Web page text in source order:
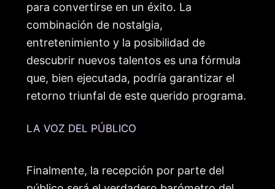
para convertirse en un éxito. La
combinación de nostalgia,
entretenimiento y la posibilidad de
descubrir nuevos talentos es una fórmula
que, bien ejecutada, podría garantizar el
retorno triunfal de este querido programa.
LA VOZ DEL PÚBLICO
Finalmente, la recepción por parte del